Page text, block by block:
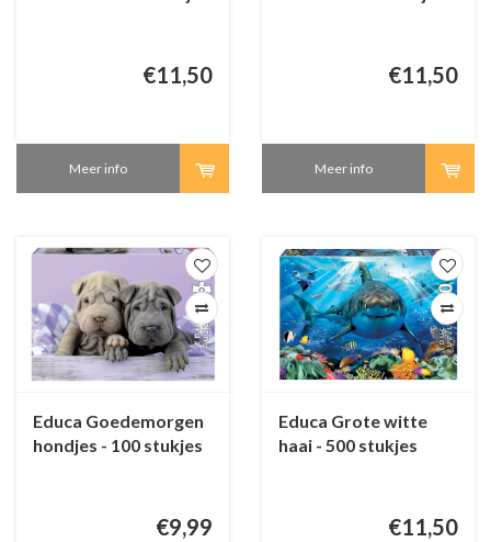
€11,50
Meer info
€11,50
Meer info
Educa Goedemorgen
hondjes - 100 stukjes
€9,99
Educa Grote witte
haai - 500 stukjes
€11,50